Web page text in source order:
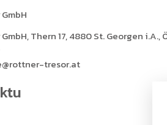
Thern 17, 4880 St. Georgen i.A.,
tresor.at